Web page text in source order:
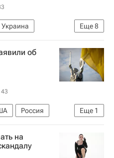
Еще8
Украина
РФ)
об
Еще 1
Россия
на